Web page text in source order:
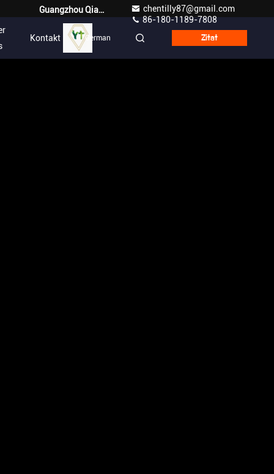
Guangzhou Qianyuan Construction Machinery Co,.LTD
chentilly87@gmail.com
86-180-1189-7808
Kontakt German Zitat